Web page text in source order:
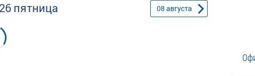
пятница 08 августа